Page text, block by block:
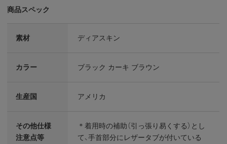
商品スペック
素材 ディアスキン
カラー ブラック カーキ ブラウン
生産国 アメリカ
その他仕様
注意点等
＊着用時の補助（引っ張り易くする）とし
て、手首部分にレザータブが付いている